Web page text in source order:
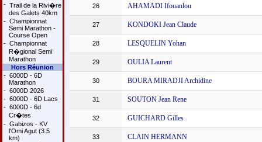
- Trail de la Rivi�re
des Galets 40km
- Championnat
Semi Marathon -
Course Open
- Championnat
R�gional Semi
Marathon
Hors Réunion
- 6000D - 6D
Marathon
- 6000D 2026
- 6000D - 6D Lacs
- 6000D - 6d
Cr�tes
- Gabizos - KV
l'Omi Agut (3.5
km)
26 AHAMADI Ifouanlou
27 KONDOKI Jean Claude
28 LESQUELIN Yohan
29 OULIA Laurent
30 BOURA MIRADJI Archidine
31 SOUTON Jean Rene
32 GUICHARD Gilles
33 CLAIN HERMANN